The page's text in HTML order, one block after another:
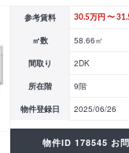
参考賃料 30.5万円 〜
㎡数 58.66㎡
間取り 2DK
所在階 9階
物件登録日 2025/06/26
物件ID 178545 お